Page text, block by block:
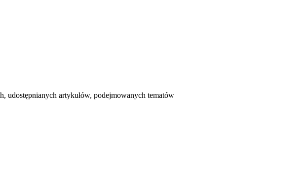
udostępnianych artykułów, podejmowanych tematów